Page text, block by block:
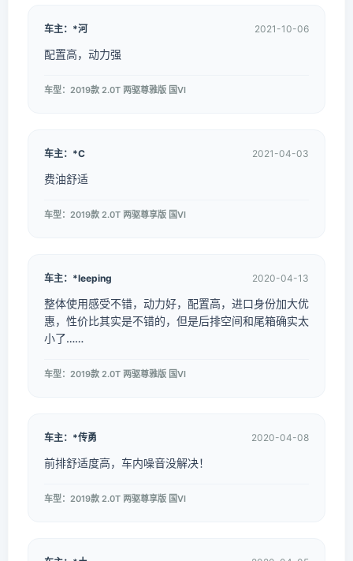
车主：*河 2021-10-06
配置高，动力强
车型：2019款 2.0T 两驱尊雅版 国VI
车主：*C 2021-04-03
费油舒适
车型：2019款 2.0T 两驱尊享版 国VI
车主：*leeping 2020-04-13
整体使用感受不错，动力好，配置高，进口身份加大优
惠，性价比其实是不错的，但是后排空间和尾箱确实太
小了……
车型：2019款 2.0T 两驱尊雅版 国VI
车主：*传勇 2020-04-08
前排舒适度高，车内噪音没解决！
车型：2019款 2.0T 两驱尊享版 国VI